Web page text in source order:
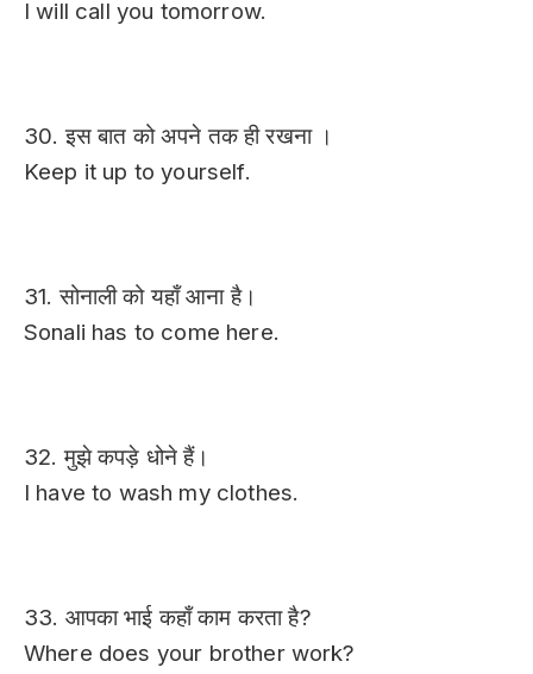
I will call you tomorrow.
30. इस बात को अपने तक ही रखना ।
Keep it up to yourself.
31. सोनाली को यहाँ आना है।
Sonali has to come here.
32. मुझे कपड़े धोने हैं।
I have to wash my clothes.
33. आपका भाई कहाँ काम करता है?
Where does your brother work?